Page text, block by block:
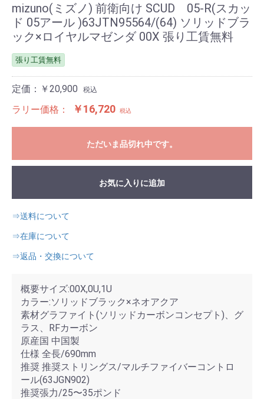
mizuno(ミズノ) 前衛向け SCUD 05-R(スカッ
ド 05アール )63JTN95564/(64) ソリッドブラ
ック×ロイヤルマゼンダ 00X 張り工賃無料
張り工賃無料
定価：￥20,900 税込
ラリー価格： ￥16,720 税込
ただいま品切れ中です。
お気に入りに追加
⇒送料について
⇒在庫について
⇒返品・交換について
概要サイズ:00X,0U,1U
カラー:ソリッドブラック×ネオアクア
素材グラファイト(ソリッドカーボンコンセプト)、グ
ラス、RFカーボン
原産国 中国製
仕様 全長/690mm
推奨 推奨ストリングス/マルチファイバーコントロ
ール(63JGN902)
推奨張力/25〜35ポンド